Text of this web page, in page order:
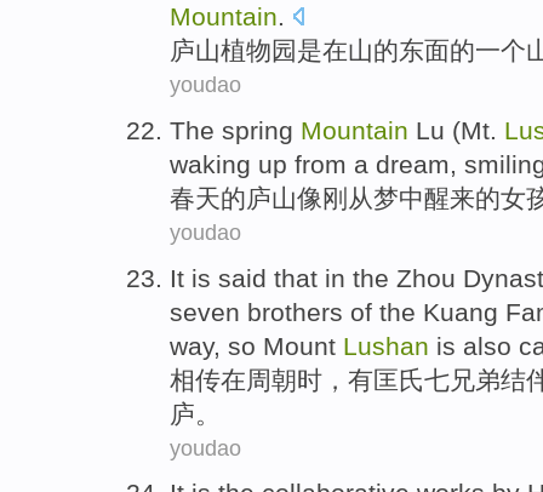
Mountain.
庐山植物园是在山的东面的一个
youdao
The spring Mountain Lu (Mt.
waking up from a dream,
春天的庐山像 刚 从梦中醒来的女
youdao
It is said that in the Zhou
seven brothers of the Kuang
way, so Mount Lushan is also
相传在周朝时， 有匡氏七兄弟结
庐 。
youdao